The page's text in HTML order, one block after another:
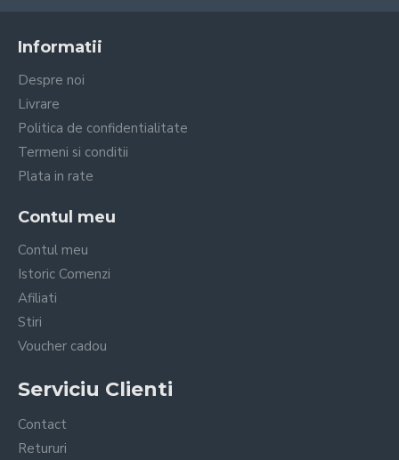
Informatii
Despre noi
Livrare
Politica de confidentialitate
Termeni si conditii
Plata in rate
Contul meu
Contul meu
Istoric Comenzi
Afiliati
Stiri
Voucher cadou
Serviciu Clienti
Contact
Retururi